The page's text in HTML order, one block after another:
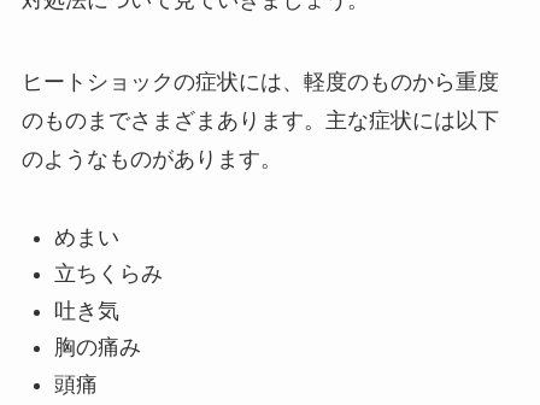
ヒートショックの症状には、軽度のものから重度
のものまでさまざまあります。主な症状には以下
のようなものがあります。
めまい
立ちくらみ
吐き気
胸の痛み
頭痛